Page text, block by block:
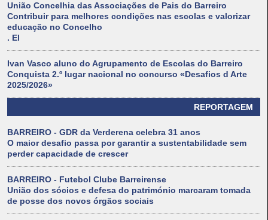
União Concelhia das Associações de Pais do Barreiro
Contribuir para melhores condições nas escolas e valorizar
educação no Concelho
. El
Ivan Vasco aluno do Agrupamento de Escolas do Barreiro
Conquista 2.º lugar nacional no concurso «Desafios d Arte
2025/2026»
REPORTAGEM
BARREIRO - GDR da Verderena celebra 31 anos
O maior desafio passa por garantir a sustentabilidade sem
perder capacidade de crescer
BARREIRO - Futebol Clube Barreirense
União dos sócios e defesa do património marcaram tomada
de posse dos novos órgãos sociais